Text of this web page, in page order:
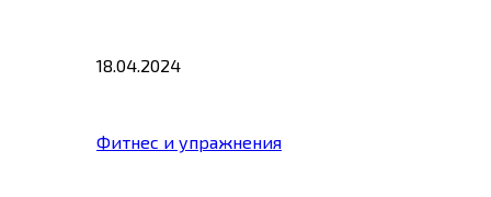
18.04.2024
Фитнес и упражнения